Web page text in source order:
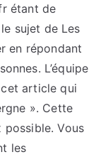
étant de
sujet de Les
en répondant
L’équipe
article qui
». Cette
Vous
les